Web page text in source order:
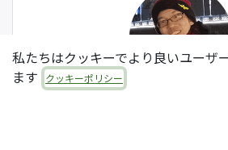
Tatsuki Kanda
私たちはクッキーでより良いユーザ
ます
クッキーポリシー